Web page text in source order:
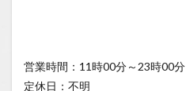
営業時間：11時00分～23時00分
定休日：不明